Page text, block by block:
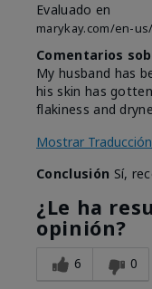
Evaluado en
marykay.com/en-us/
Comentarios
My husband has
his skin has
flakiness and
Mostrar Traducción
Conclusión Sí,
¿Le ha
opinión?
6 0